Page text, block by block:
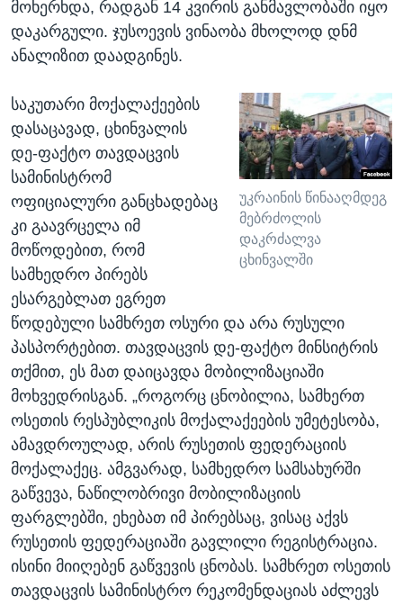
მოხერხდა, რადგან 14 კვირის განმავლობაში იყო
დაკარგული. ჯუსოევის ვინაობა მხოლოდ დნმ
ანალიზით დაადგინეს.
უკრაინის წინააღმდეგ
მებრძოლის
დაკრძალვა
ცხინვალში
საკუთარი მოქალაქეების
დასაცავად, ცხინვალის
დე-ფაქტო თავდაცვის
სამინისტრომ
ოფიციალური განცხადებაც
კი გაავრცელა იმ
მოწოდებით, რომ
სამხედრო პირებს
ესარგებლათ ეგრეთ
წოდებული სამხრეთ ოსური და არა რუსული
პასპორტებით. თავდაცვის დე-ფაქტო მინსიტრის
თქმით, ეს მათ დაიცავდა მობილიზაციაში
მოხვედრისგან. „როგორც ცნობილია, სამხერთ
ოსეთის რესპუბლიკის მოქალაქეების უმეტესობა,
ამავდროულად, არის რუსეთის ფედერაციის
მოქალაქეც. ამგვარად, სამხედრო სამსახურში
გაწვევა, ნაწილობრივი მობილიზაციის
ფარგლებში, ეხებათ იმ პირებსაც, ვისაც აქვს
რუსეთის ფედერაციაში გავლილი რეგისტრაცია.
ისინი მიიღებენ გაწვევის ცნობას. სამხრეთ ოსეთის
თავდაცვის სამინისტრო რეკომენდაციას აძლევს